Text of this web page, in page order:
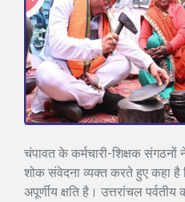
चंपावत के कर्मचारी-शिक्षक संगठनों
शोक संवेदना व्यक्त करते हुए कहा है
अपूर्णीय क्षति है। उत्तरांचल